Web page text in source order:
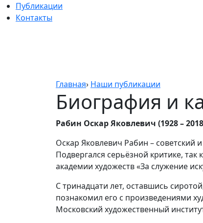
Публикации
Контакты
Главная› Наши публикации
Биография и
Рабин Оскар Яковлевич (1928 –
Оскар Яковлевич Рабин – советский
Подвергался серьёзной критике, так
академии художеств «За служение
С тринадцати лет, оставшись
познакомил его с произведениями
Московский художественный